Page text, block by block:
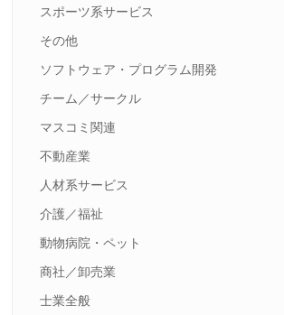
スポーツ系サービス
その他
ソフトウェア・プログラム開発
チーム／サークル
マスコミ関連
不動産業
人材系サービス
介護／福祉
動物病院・ペット
商社／卸売業
士業全般